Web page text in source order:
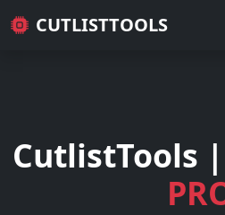
CUTLISTTOOLS
CutlistTools